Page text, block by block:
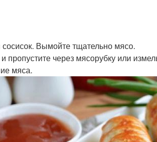
сосисок. Вымойте тщательно мясо.
пропустите через мясорубку или
мяса.